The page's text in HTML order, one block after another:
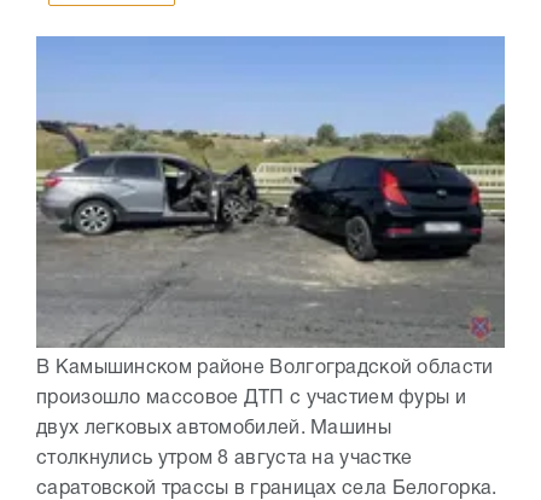
В Камышинском районе Волгоградской области
произошло массовое ДТП с участием фуры и
двух легковых автомобилей. Машины
столкнулись утром 8 августа на участке
саратовской трассы в границах села Белогорка.